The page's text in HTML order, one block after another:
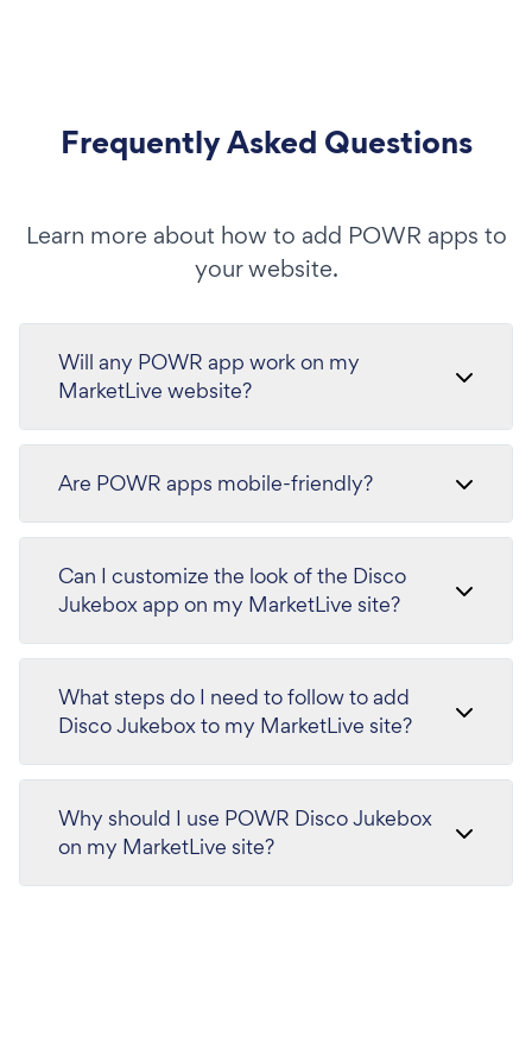
Frequently Asked Questions
Learn more about how to add POWR apps to
your website.
Will any POWR app work on my
MarketLive website?
Are POWR apps mobile-friendly?
Can I customize the look of the Disco
Jukebox app on my MarketLive site?
What steps do I need to follow to add
Disco Jukebox to my MarketLive site?
Why should I use POWR Disco Jukebox
on my MarketLive site?